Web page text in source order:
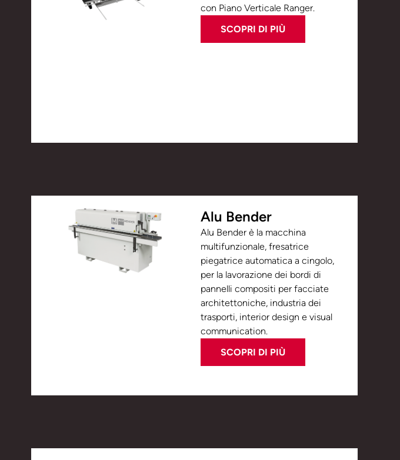
con Piano Verticale Ranger.
SCOPRI DI PIÙ
Alu Bender
Alu Bender è la macchina
multifunzionale, fresatrice
piegatrice automatica a cingolo,
per la lavorazione dei bordi di
pannelli compositi per facciate
architettoniche, industria dei
trasporti, interior design e visual
communication.
SCOPRI DI PIÙ